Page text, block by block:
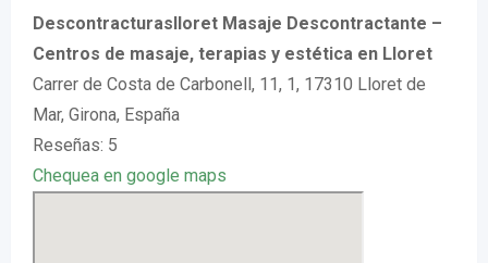
Descontracturaslloret Masaje Descontractante –
Centros de masaje, terapias y estética en Lloret
Carrer de Costa de Carbonell, 11, 1, 17310 Lloret de
Mar, Girona, España
Reseñas: 5
Chequea en google maps